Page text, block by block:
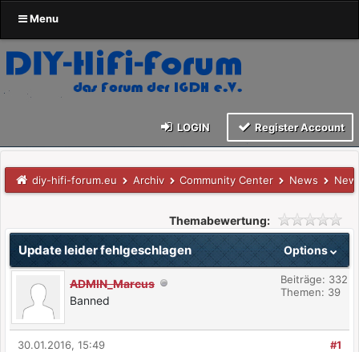
Menu
LOGIN Register Account
diy-hifi-forum.eu Archiv Community Center News
Themabewertung:
Options
Update leider fehlgeschlagen
ADMIN_Marcus
Banned
Beiträge: 332
Themen: 39
#1
30.01.2016, 15:49